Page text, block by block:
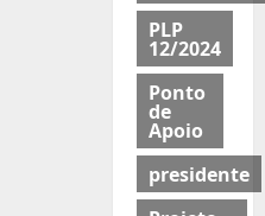
PLP
12/2024
Ponto
de
Apoio
presidente